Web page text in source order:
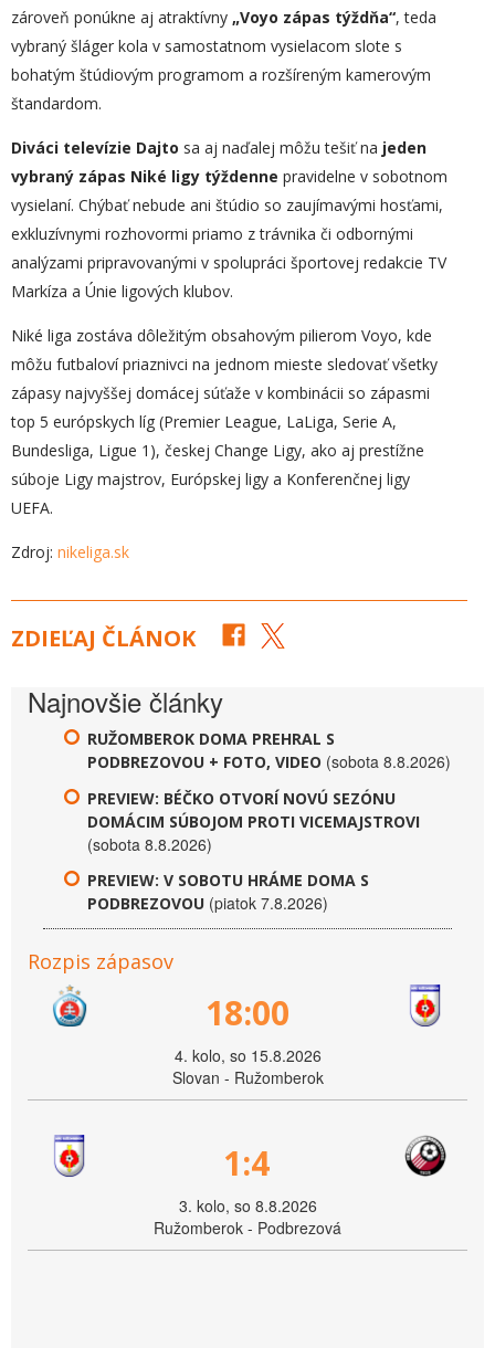
zároveň ponúkne aj atraktívny „Voyo zápas týždňa“, teda
vybraný šláger kola v samostatnom vysielacom slote s
bohatým štúdiovým programom a rozšíreným kamerovým
štandardom.
Diváci televízie Dajto sa aj naďalej môžu tešiť na jeden
vybraný zápas Niké ligy týždenne pravidelne v sobotnom
vysielaní. Chýbať nebude ani štúdio so zaujímavými hosťami,
exkluzívnymi rozhovormi priamo z trávnika či odbornými
analýzami pripravovanými v spolupráci športovej redakcie TV
Markíza a Únie ligových klubov.
Niké liga zostáva dôležitým obsahovým pilierom Voyo, kde
môžu futbaloví priaznivci na jednom mieste sledovať všetky
zápasy najvyššej domácej súťaže v kombinácii so zápasmi
top 5 európskych líg (Premier League, LaLiga, Serie A,
Bundesliga, Ligue 1), českej Change Ligy, ako aj prestížne
súboje Ligy majstrov, Európskej ligy a Konferenčnej ligy
UEFA.
Zdroj: nikeliga.sk
ZDIEĽAJ ČLÁNOK
Najnovšie články
RUŽOMBEROK DOMA PREHRAL S
PODBREZOVOU + FOTO, VIDEO (sobota 8.8.2026)
PREVIEW: BÉČKO OTVORÍ NOVÚ SEZÓNU
DOMÁCIM SÚBOJOM PROTI VICEMAJSTROVI
(sobota 8.8.2026)
PREVIEW: V SOBOTU HRÁME DOMA S
PODBREZOVOU (piatok 7.8.2026)
Rozpis zápasov
18:00
4. kolo, so 15.8.2026
Slovan - Ružomberok
1:4
3. kolo, so 8.8.2026
Ružomberok - Podbrezová